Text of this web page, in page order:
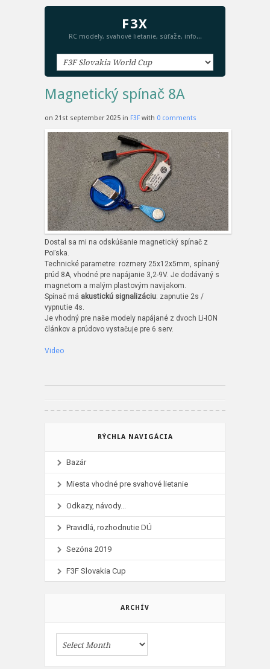
F3X
RC modely, svahové lietanie, súťaže, info...
Magnetický spínač 8A
on 21st september 2025 in F3F with 0 comments
Dostal sa mi na odskúšanie magnetický spínač z
Poľska.
Technické parametre: rozmery 25x12x5mm, spínaný
prúd 8A, vhodné pre napájanie 3,2-9V. Je dodávaný s
magnetom a malým plastovým navijakom.
Spínač má akustickú signalizáciu: zapnutie 2s /
vypnutie 4s.
Je vhodný pre naše modely napájané z dvoch Li-ION
článkov a prúdovo vystačuje pre 6 serv.
Video
RÝCHLA NAVIGÁCIA
Bazár
Miesta vhodné pre svahové lietanie
Odkazy, návody...
Pravidlá, rozhodnutie DÚ
Sezóna 2019
F3F Slovakia Cup
ARCHÍV